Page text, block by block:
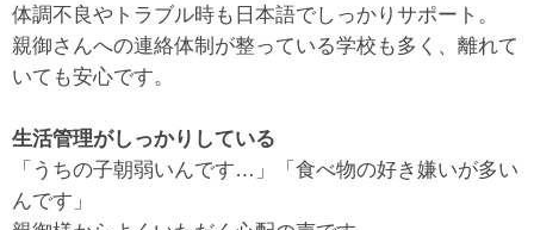
体調不良やトラブル時も日本語でしっかりサポート。
親御さんへの連絡体制が整っている学校も多く、離れて
いても安心です。
生活管理がしっかりしている
「うちの子朝弱いんです…」「食べ物の好き嫌いが多い
んです」